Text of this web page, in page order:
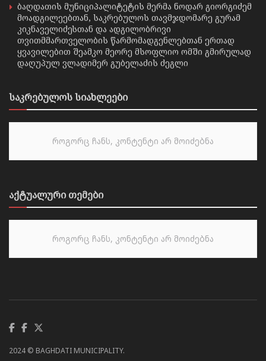
ბაღდათის მუნიციპალიტეტის მერმა ნოდარ გიორგიძემ
მოადგილეებთან, საკრებულოს თავმჯდომარე გურამ
კიკნაველიძესთან და ადგილობრივი
თვითმმართველობის წარმომადგენლებთან ერთად
ყვავილებით შეამკო მეორე მსოფლიო ომში გმირულად
დაღუპულ ვლადიმერ გუბელაძის ძეგლი
საკრებულოს სიახლეები
როგორც ჩანს, კონტენტი არ მოიძებნა
აქტუალური თემები
როგორც ჩანს, კონტენტი არ მოიძებნა
2024 © BAGHDATI MUNICIPALITY.